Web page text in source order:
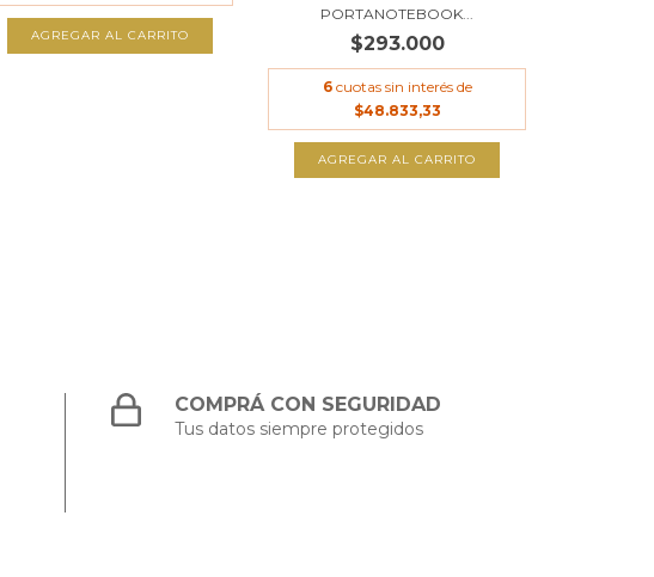
AGREGAR AL CARRITO
PORTANOTEBOOK...
$293.000
6 cuotas sin interés de
$48.833,33
AGREGAR AL CARRITO
COMPRÁ CON SEGURIDAD
Tus datos siempre protegidos